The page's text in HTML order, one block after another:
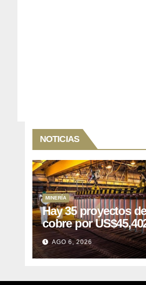
NOTICIAS
MINERÍA
Hay 35 proyectos
cobre por
millones que Perú
puede aprovechar
AGO 6, 2026